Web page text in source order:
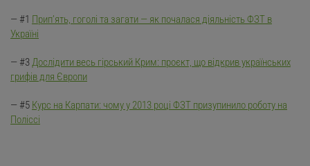
— #1 Прип’ять, гоголі та загати — як почалася діяльність ФЗТ в
Україні
— #3Дослідити весь гірський Крим: проєкт, що відкрив українських
грифів для Європи
— #5 Курс на Карпати: чому у 2013 році ФЗТ призупинило роботу на
Поліссі